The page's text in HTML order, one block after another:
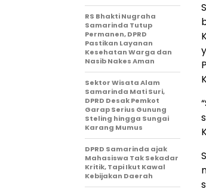
RS Bhakti Nugraha
Samarinda Tutup
Permanen, DPRD
Pastikan Layanan
Kesehatan Warga dan
Nasib Nakes Aman
Sektor Wisata Alam
Samarinda Mati Suri,
DPRD Desak Pemkot
Garap Serius Gunung
Steling hingga Sungai
Karang Mumus
DPRD Samarinda ajak
Mahasiswa Tak Sekadar
Kritik, Tapi Ikut Kawal
Kebijakan Daerah